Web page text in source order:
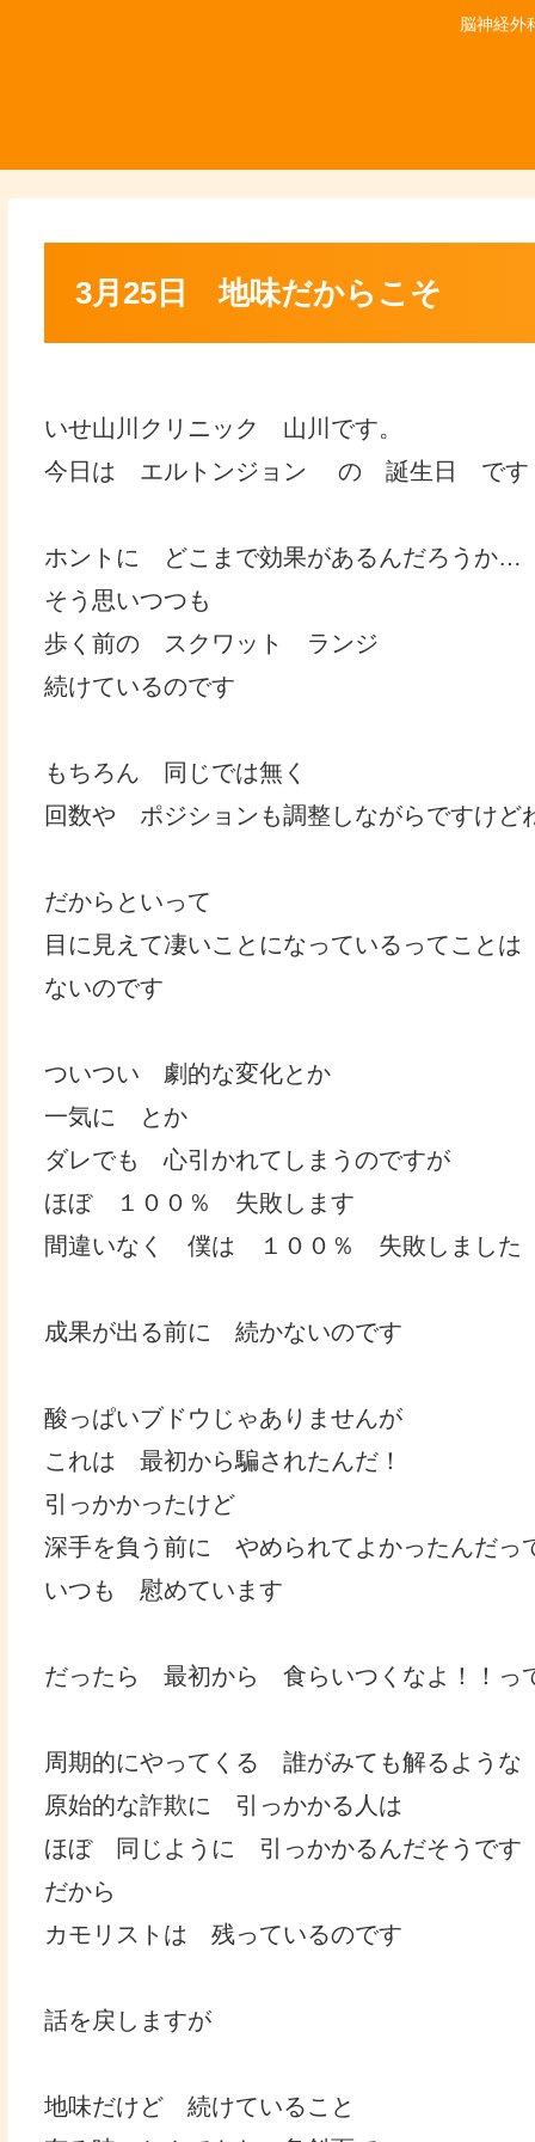
脳神経外
3月25日 地味だからこそ
いせ山川クリニック 山川です。
今日は エルトンジョン の 誕生日 です
ホントに どこまで効果があるんだろうか…
そう思いつつも
歩く前の スクワット ランジ
続けているのです
もちろん 同じでは無く
回数や ポジションも調整しながらですけど
だからといって
目に見えて凄いことになっているってことは
ないのです
ついつい 劇的な変化とか
一気に とか
ダレでも 心引かれてしまうのですが
ほぼ １００％ 失敗します
間違いなく 僕は １００％ 失敗しました
成果が出る前に 続かないのです
酸っぱいブドウじゃありませんが
これは 最初から騙されたんだ！
引っかかったけど
深手を負う前に やめられてよかったんだっ
いつも 慰めています
だったら 最初から 食らいつくなよ！！っ
周期的にやってくる 誰がみても解るような
原始的な詐欺に 引っかかる人は
ほぼ 同じように 引っかかるんだそうです
だから
カモリストは 残っているのです
話を戻しますが
地味だけど 続けていること